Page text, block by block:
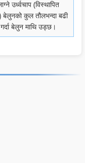
उर्ध्वचाप (विस्थापित
बेलुनको कुल तौलभन्दा बढी
बेलुन माथि उड्छ।